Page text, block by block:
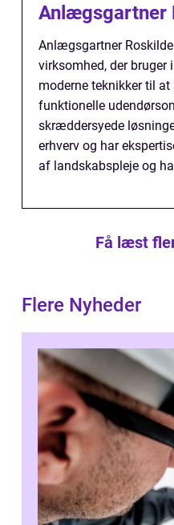
Anlægsgartner
Anlægsgartner
virksomhed, der bruger
moderne teknikker til
funktionelle
skræddersyede
erhverv og har
af landskabspleje og
Få læst
Flere Nyheder